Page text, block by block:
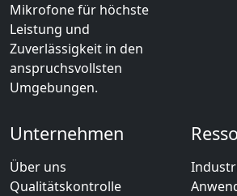
Mikrofone für höchste
Leistung und
Zuverlässigkeit in den
anspruchsvollsten
Umgebungen.
Unternehmen
Über uns
Qualitätskontrolle